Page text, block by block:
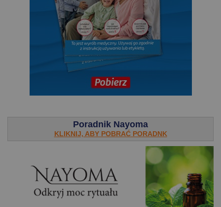
Poradnik Nayoma
KLIKNIJ, ABY POBRAĆ PORADNK